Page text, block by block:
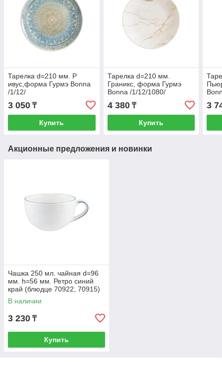
Тарелка d=210 мм. Р
ивус,форма Гурмэ Bonna
/1/12/
3 050 ₸
Купить
Тарелка d=210 мм.
Граникс, форма Гурмэ
Bonna /1/12/1080/
4 380₸
Купить
3
Акционные предложения и новинки
Чашка 250 мл. чайная d=96
мм. h=56 мм. Ретро синий
край (блюдце 70922, 70915)
Bonna /1/6/708 ВДОХНОВ
В наличии
3 230 ₸
Купить